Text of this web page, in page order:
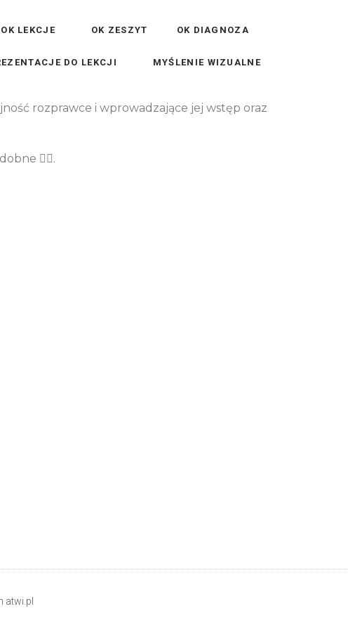
OK LEKCJE OK ZESZYT OK DIAGNOZA
DO LEKCJI MYŚLENIE WIZUALNE
rozprawce i wprowadzające jej wstęp oraz
🙅‍♀️.
atwi.pl